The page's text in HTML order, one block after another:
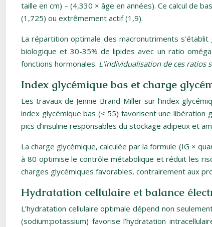
taille en cm) – (4,330 × âge en années). Ce calcul de
(1,725) ou extrêmement actif (1,9).
La répartition optimale des macronutriments
biologique et 30-35% de lipides avec un ratio
fonctions hormonales. L’individualisation de ces ratios
Index glycémique bas et charge
Les travaux de Jennie Brand-Miller sur l’index
index glycémique bas (< 55) favorisent une
pics d’insuline responsables du stockage adipeux et
La charge glycémique, calculée par la formule (IG ×
à 80 optimise le contrôle métabolique et réduit les
charges glycémiques favorables, contrairement aux
Hydratation cellulaire et balance
L’hydratation cellulaire optimale dépend non
(sodium:potassium) favorise l’hydratation